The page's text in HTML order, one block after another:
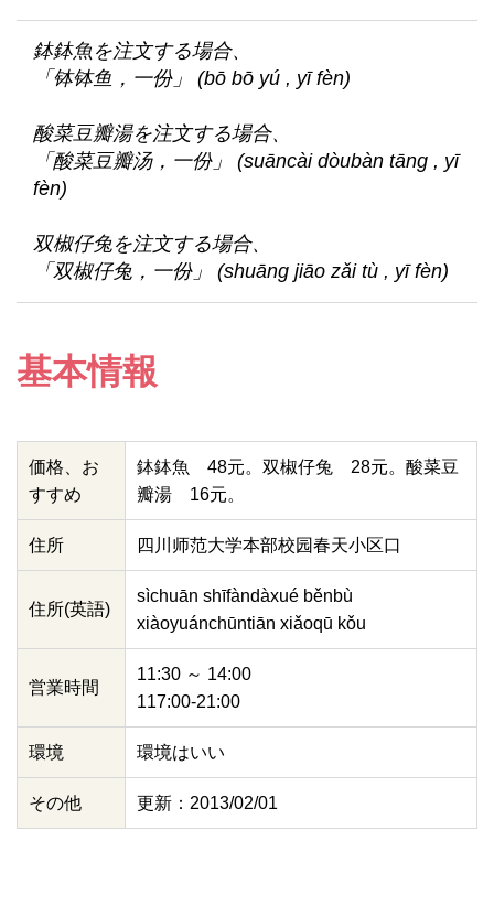
鉢鉢魚を注文する場合、
「钵钵鱼，一份」 (bō bō yú , yī fèn)
酸菜豆瓣湯を注文する場合、
「酸菜豆瓣汤，一份」 (suāncài dòubàn tāng , yī
fèn)
双椒仔兔を注文する場合、
「双椒仔兔，一份」 (shuāng jiāo zǎi tù , yī fèn)
基本情報
価格、お
すすめ
鉢鉢魚 48元。双椒仔兔 28元。酸菜豆
瓣湯 16元。
住所 四川师范大学本部校园春天小区口
住所(英語)
sìchuān shīfàndàxué běnbù
xiàoyuánchūntiān xiǎoqū kǒu
営業時間
11:30 ～ 14:00
117:00-21:00
環境 環境はいい
その他 更新：2013/02/01